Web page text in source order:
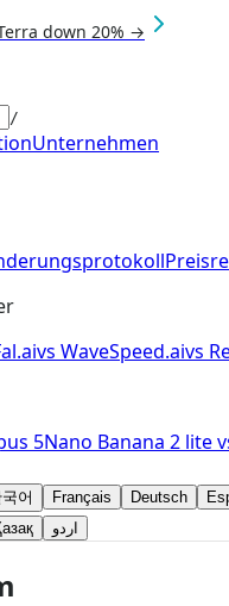
down 20% →
/
Unternehmen
vs WaveSpeed.aivs
5Nano Banana 2 lite
어 Français Deutsch
اردو